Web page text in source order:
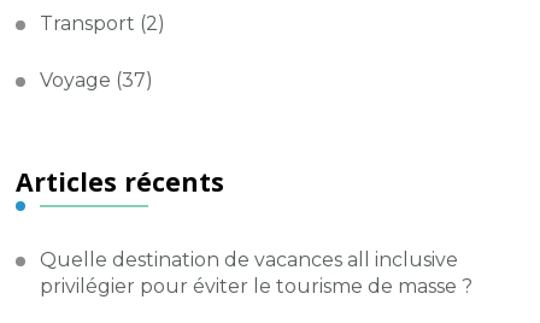
Transport (2)
Voyage (37)
Articles récents
Quelle destination de vacances all inclusive
privilégier pour éviter le tourisme de masse ?